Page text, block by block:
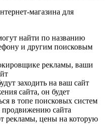
магазина для
найти по названию
и другим поисковым
рекламы, ваши
заходить на ваш сайт
сайта, он будет
в топе поисковых систем
продвижению сайта
рекламы, цены на которую